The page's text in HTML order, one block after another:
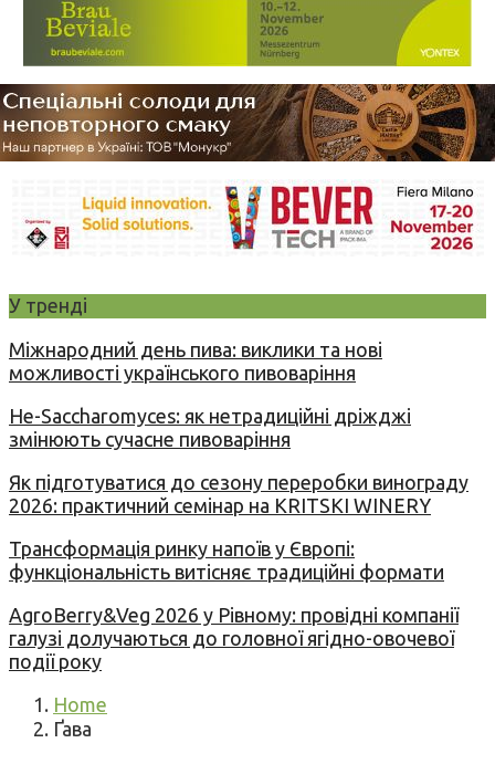
У тренді
Міжнародний день пива: виклики та нові
можливості українського пивоваріння
Не-Saccharomyces: як нетрадиційні дріжджі
змінюють сучасне пивоваріння
Як підготуватися до сезону переробки винограду
2026: практичний семінар на KRITSKI WINERY
Трансформація ринку напоїв у Європі:
функціональність витісняє традиційні формати
AgroBerry&Veg 2026 у Рівному: провідні компанії
галузі долучаються до головної ягідно-овочевої
події року
Home
Ґава